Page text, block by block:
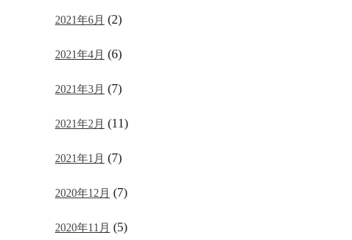
2021年6月 (2)
2021年4月 (6)
2021年3月 (7)
2021年2月 (11)
2021年1月 (7)
2020年12月 (7)
2020年11月 (5)